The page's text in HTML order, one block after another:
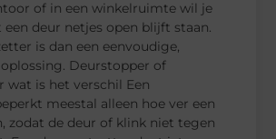
of in een winkelruimte wil je
deur netjes open blijft staan.
is dan een eenvoudige,
Deurstopper of
wat is het verschil Een
meestal alleen hoe ver een
zodat de deur of klink niet tegen